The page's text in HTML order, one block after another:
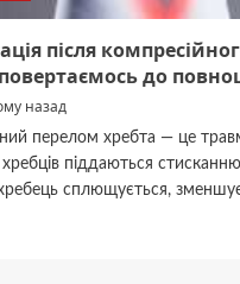
після
до
назад
перелом хребта — це
хребців піддаються
сплющується,